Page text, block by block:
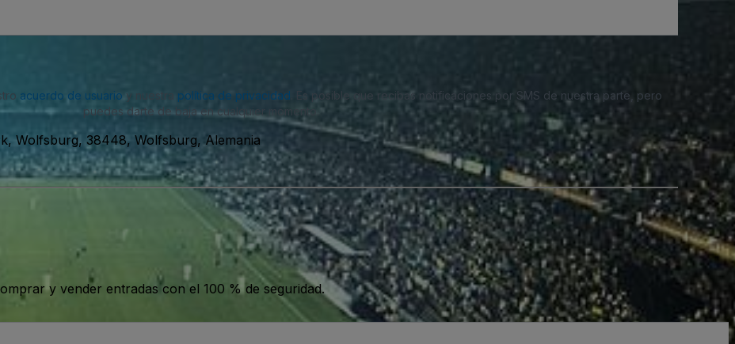
acuerdo de usuarioy nuestra política de privacidad . Es posible que recibas notificaciones por SMS de nuestra parte, pero
puedes darte de baja en cualquier momento.
Wolfsburg, 38448, Wolfsburg, Alemania
y vender entradas con el 100 % de seguridad.